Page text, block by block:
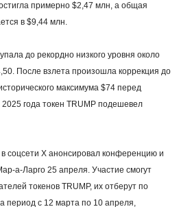
примерно $2,47 млн, а общая
в $9,44 млн.
до рекордно низкого уровня около
После взлета произошла коррекция до
максимума $74 перед
года токен TRUMP подешевел
в соцсети X анонсировал конференцию и
а-Ларго 25 апреля. Участие смогут
токенов TRUMP, их отберут по
период с 12 марта по 10 апреля,